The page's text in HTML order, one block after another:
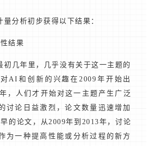
量分析初步获得以下结果：
结果
初几年里，几乎没有关于这一主题的
AI和创新的兴趣在2009年开始出
，人们才开始对这一主题产生广泛
讨论日益激烈，论文数量迅速增加
早的论文，从2009年到2013年，讨论
为一种提高性能或分析过程的新方